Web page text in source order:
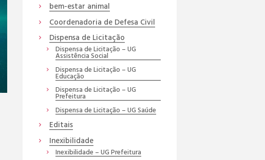
bem-estar animal
Coordenadoria de Defesa Civil
Dispensa de Licitação
Dispensa de Licitação – UG
Assistência Social
Dispensa de Licitação – UG
Educação
Dispensa de Licitação – UG
Prefeitura
Dispensa de Licitação – UG Saúde
Editais
Inexibilidade
Inexibilidade – UG Prefeitura